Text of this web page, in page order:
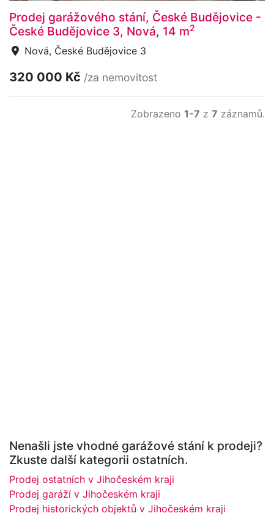
Prodej garážového stání, České Budějovice -
České Budějovice 3, Nová, 14 m2
Nová, České Budějovice 3
320 000 Kč /za nemovitost
Zobrazeno 1-7 z 7 záznamů.
Nenašli jste vhodné garážové stání k prodeji?
Zkuste další kategorii ostatních.
Prodej ostatních v Jihočeském kraji
Prodej garáží v Jihočeském kraji
Prodej historických objektů v Jihočeském kraji